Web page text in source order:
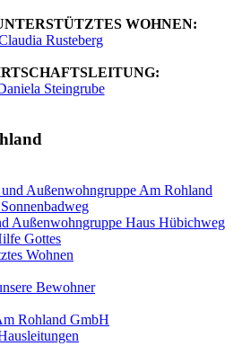
WOHNEN:
Rusteberg
Steingrube
Außenwohngruppe Am Rohland
Außenwohngruppe Haus Hübichweg
Gottes
Wohnen
Bewohner
Rohland GmbH